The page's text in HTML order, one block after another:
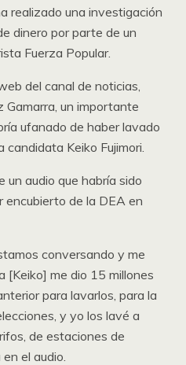
realizado una investigación
dinero por parte de un
Fuerza Popular.
del canal de noticias,
Gamarra, un importante
ufanado de haber lavado
candidata Keiko Fujimori.
un audio que habría sido
encubierto de la DEA en
conversando y me
[Keiko] me dio 15 millones
para lavarlos, para la
y yo los lavé a
de estaciones de
en el audio.